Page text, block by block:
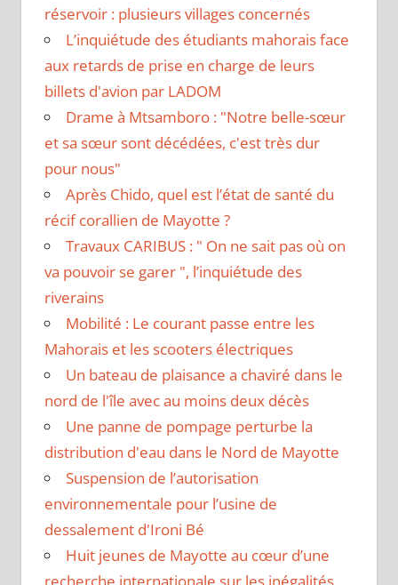
réservoir : plusieurs villages concernés
L’inquiétude des étudiants mahorais face
aux retards de prise en charge de leurs
billets d'avion par LADOM
Drame à Mtsamboro : "Notre belle-sœur
et sa sœur sont décédées, c'est très dur
pour nous"
Après Chido, quel est l’état de santé du
récif corallien de Mayotte ?
Travaux CARIBUS : " On ne sait pas où on
va pouvoir se garer ", l’inquiétude des
riverains
Mobilité : Le courant passe entre les
Mahorais et les scooters électriques
Un bateau de plaisance a chaviré dans le
nord de l'île avec au moins deux décès
Une panne de pompage perturbe la
distribution d'eau dans le Nord de Mayotte
Suspension de l’autorisation
environnementale pour l’usine de
dessalement d'Ironi Bé
Huit jeunes de Mayotte au cœur d’une